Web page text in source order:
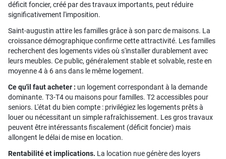
déficit foncier, créé par des travaux importants, peut réduire
significativement l'imposition.
Saint-augustin attire les familles grâce à son parc de maisons. La
croissance démographique confirme cette attractivité. Les familles
recherchent des logements vides où s'installer durablement avec
leurs meubles. Ce public, généralement stable et solvable, reste en
moyenne 4 à 6 ans dans le même logement.
Ce qu'il faut acheter : un logement correspondant à la demande
dominante. T3-T4 ou maisons pour familles. T2 accessibles pour
seniors. L'état du bien compte : privilégiez les logements prêts à
louer ou nécessitant un simple rafraîchissement. Les gros travaux
peuvent être intéressants fiscalement (déficit foncier) mais
allongent le délai de mise en location.
Rentabilité et implications. La location nue génère des loyers